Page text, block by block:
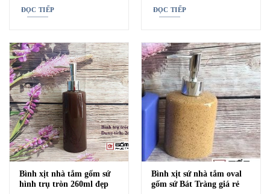
cửa hàng bán bộ phụ kiện nhà tắm gốm sứ đẹp bát tràng cửa hàng bán
bộ phụ kiện nhà tắm gốm sứ đẹp
ĐỌC TIẾP ĐỌC TIẾP
Bình xịt nhà tắm gốm sứ
hình trụ tròn 260ml đẹp
Bình xịt sứ nhà tắm oval
gốm sứ Bát Tràng giá rẻ